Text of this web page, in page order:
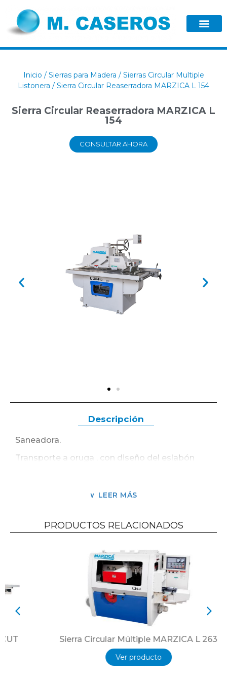
Inicio / Sierras para Madera / Sierras Circular Multiple
Listonera / Sierra Circular Reaserradora MARZICA L 154
Sierra Circular Reaserradora MARZICA L
154
CONSULTAR AHORA
Descripción
Saneadora.
Transporte a oruga , con diseño del eslabón
Ajuste excéntrico del husillo.
Guía de entrada pesada con movimientos
sobre colisas cilíndricas
Arranque en estrella – triangulo automático.
Pasaje libre de piezas.
Giros por minuto del husillo 3500.
LEER MÁS
PRODUCTOS RELACIONADOS
Sierra Circular Múltiple MARZICA L 263
Ver producto